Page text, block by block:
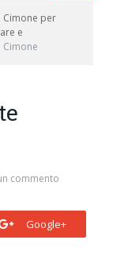
Cimone per
e
Cimone
commento
Google+